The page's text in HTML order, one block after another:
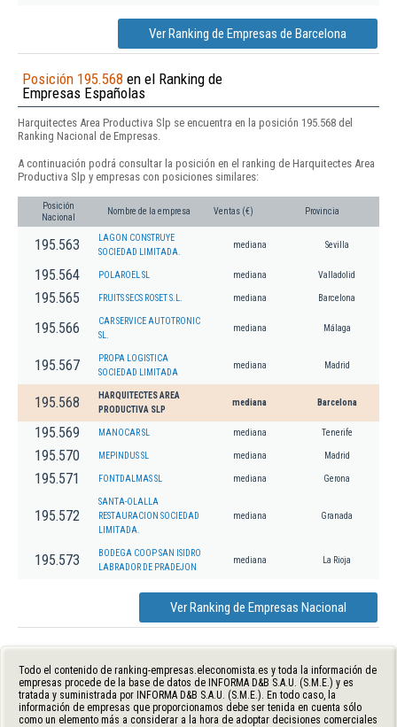
Ver Ranking de Empresas de Barcelona
Posición 195.568 en el Ranking de
Empresas Españolas
Harquitectes Area Productiva Slp se encuentra en la posición 195.568 del
Ranking Nacional de Empresas.
A continuación podrá consultar la posición en el ranking de Harquitectes Area
Productiva Slp y empresas con posiciones similares:
Posición
Nacional
Nombre de la empresa Ventas (€) Provincia
195.563
LAGON CONSTRUYE
SOCIEDAD LIMITADA.
mediana Sevilla
195.564 POLAROEL SL mediana Valladolid
195.565 FRUITS SECS ROSET S.L. mediana Barcelona
195.566
CAR SERVICE AUTOTRONIC
SL.
mediana Málaga
195.567
PROPA LOGISTICA
SOCIEDAD LIMITADA
mediana Madrid
195.568
HARQUITECTES AREA
PRODUCTIVA SLP
mediana Barcelona
195.569 MANOCAR SL mediana Tenerife
195.570 MEPINDUS SL mediana Madrid
195.571 FONTDALMAS SL mediana Gerona
195.572
SANTA-OLALLA
RESTAURACION SOCIEDAD
LIMITADA.
mediana Granada
195.573
BODEGA COOP SAN ISIDRO
LABRADOR DE PRADEJON
mediana La Rioja
Ver Ranking de Empresas Nacional
Todo el contenido de ranking-empresas.eleconomista.es y toda la información de
empresas procede de la base de datos de INFORMA D&B S.A.U. (S.M.E.) y es
tratada y suministrada por INFORMA D&B S.A.U. (S.M.E.). En todo caso, la
información de empresas que proporcionamos debe ser tenida en cuenta sólo
como un elemento más a considerar a la hora de adoptar decisiones comerciales